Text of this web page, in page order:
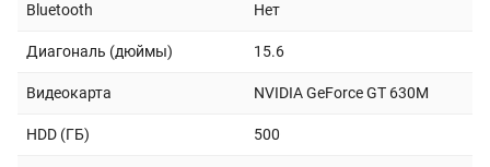
Bluetooth Нет
Диагональ (дюймы) 15.6
Видеокарта NVIDIA GeForce GT 630M
HDD (ГБ) 500